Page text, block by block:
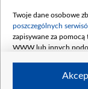
4
Twoje dane osobowe
poszczególnych
zapisywane za
WWW lub innych